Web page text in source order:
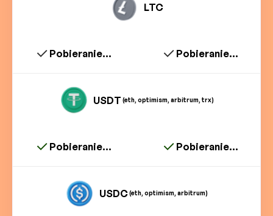
LTC
Pobieranie... Pobieranie...
USDT (eth, optimism, arbitrum, trx)
Pobieranie... Pobieranie...
USDC(eth, optimism, arbitrum)